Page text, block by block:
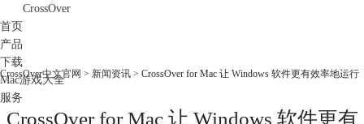
CrossOver
首页
产品
下载
Mac游戏大全
服务
CrossOver中文官网 > 新闻资讯 > CrossOver for Mac 让 Windows 软件更有效率地运行
CrossOver for Mac 让 Windows 软件更有